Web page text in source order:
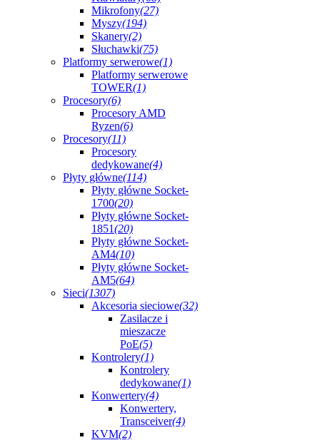
Mikrofony(27)
Myszy(194)
Skanery(2)
Słuchawki(75)
Platformy serwerowe(1)
Platformy serwerowe
TOWER(1)
Procesory(6)
Procesory AMD
Ryzen(6)
Procesory(11)
Procesory
dedykowane(4)
Płyty główne(114)
Płyty główne Socket-
1700(20)
Płyty główne Socket-
1851(20)
Płyty główne Socket-
AM4(10)
Płyty główne Socket-
AM5(64)
Sieci(1307)
Akcesoria sieciowe(32)
Zasilacze i
mieszacze
PoE(5)
Kontrolery(1)
Kontrolery
dedykowane(1)
Konwertery(4)
Konwertery,
Transceiver(4)
KVM(2)